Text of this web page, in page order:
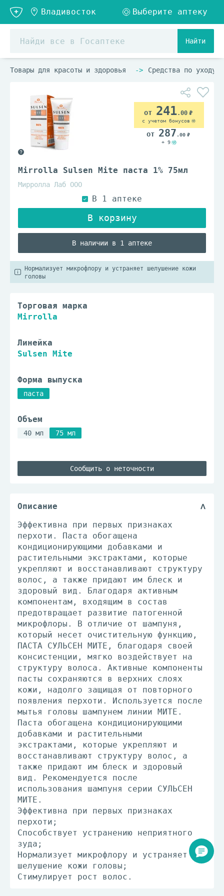
Найти
Товары для красоты и здоровья Средства по уходу
Mirrolla Sulsen Mite паста 1% 75мл
Мирролла Лаб ООО
В наличии в 1 аптеке
241.00
с учетом бонусов
287 .00
+ 9
Нормализует микрофлору и устраняет шелушение кожи
головы
Торговая марка
Mirrolla
Линейка
Sulsen Mite
Форма выпуска
паста
Объем
40 мл 75 мл
Сообщить о неточности
Описание
Эффективна при первых признаках
перхоти. Паста обогащена
кондиционирующими добавками и
растительными экстрактами, которые
укрепляют и восстанавливают структуру
волос, а также придают им блеск и
здоровый вид. Благодаря активным
компонентам, входящим в состав
предотвращает развитие патогенной
микрофлоры. В отличие от шампуня,
который несет очистительную функцию,
ПАСТА СУЛЬСЕН МИТЕ, благодаря своей
консистенции, мягко воздействует на
структуру волоса. Активные компоненты
пасты сохраняются в верхних слоях
кожи, надолго защищая от повторного
появления перхоти. Используется после
мытья головы шампунем линии МИТЕ.
Паста обогащена кондиционирующими
добавками и растительными
экстрактами, которые укрепляют и
восстанавливают структуру волос, а
также придают им блеск и здоровый
вид. Рекомендуется после
использования шампуня серии СУЛЬСЕН
МИТЕ.
Эффективна при первых признаках
перхоти;
Способствует устранению неприятного
зуда;
Нормализует микрофлору и устраняет
шелушение кожи головы;
Стимулирует рост волос.